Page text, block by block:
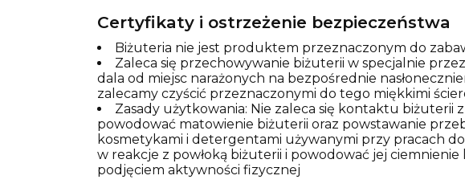
Certyfikaty i ostrzeżenie bezpieczeństwa
Biżuteria nie jest produktem przeznaczonym do
Zaleca się przechowywanie biżuterii w specjalnie
dala od miejsc narażonych na bezpośrednie
zalecamy czyścić przeznaczonymi do tego miękkimi
Zasady użytkowania: Nie zaleca się kontaktu biżuterii
powodować matowienie biżuterii oraz powstawanie
kosmetykami i detergentami używanymi przy pracach
w reakcje z powłoką biżuterii i powodować jej
podjęciem aktywności fizycznej